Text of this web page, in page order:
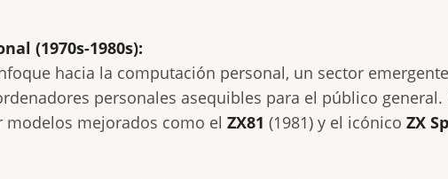
(1970s-1980s):
hacia la computación personal, un sector
personales asequibles para el público general.
mejorados como el ZX81 (1981) y el icónico ZX